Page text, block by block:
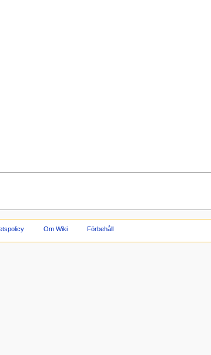
Om Wiki Förbehåll